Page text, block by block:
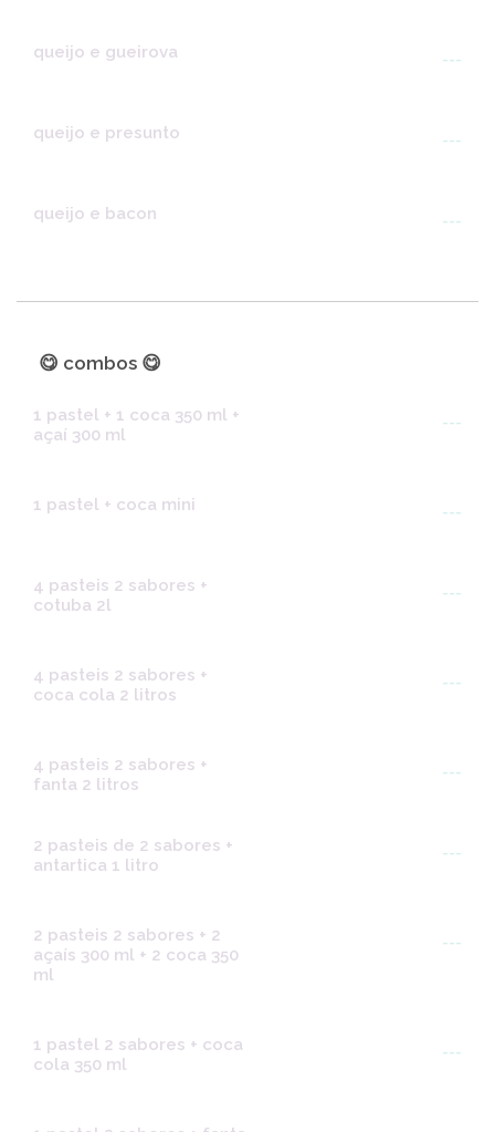
queijo e gueirova ---
queijo e presunto ---
queijo e bacon ---
😋 combos 😋
1 pastel + 1 coca 350 ml +
açaí 300 ml
---
1 pastel + coca mini ---
4 pasteis 2 sabores +
cotuba 2l
---
4 pasteis 2 sabores +
coca cola 2 litros
---
4 pasteis 2 sabores +
fanta 2 litros
---
2 pasteis de 2 sabores +
antartica 1 litro
---
2 pasteis 2 sabores + 2
açaís 300 ml + 2 coca 350
ml
---
1 pastel 2 sabores + coca
cola 350 ml
---